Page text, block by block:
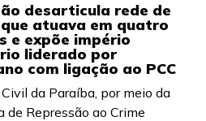
desarticula rede de
atuava em quatro
e expõe império
liderado por
com ligação ao PCC
da Paraíba, por meio da
de Repressão ao Crime